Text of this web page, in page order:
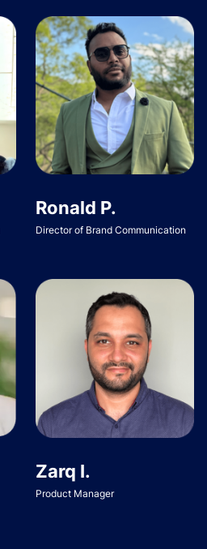
Ronald P.
Director of Brand Communication
Zarq I.
Product Manager